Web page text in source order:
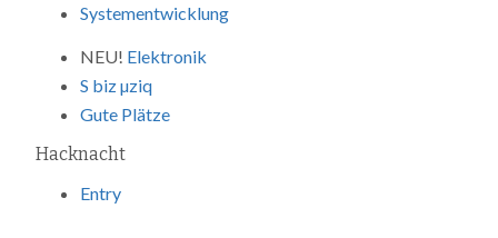
Systementwicklung
NEU! Elektronik
S biz µziq
Gute Plätze
Hacknacht
Entry